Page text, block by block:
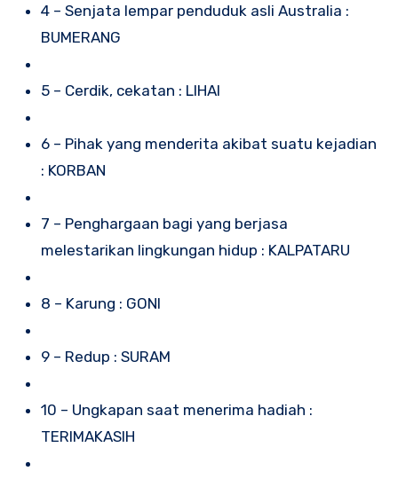
4 – Senjata lempar penduduk asli Australia :
BUMERANG
5 – Cerdik, cekatan : LIHAI
6 – Pihak yang menderita akibat suatu kejadian
: KORBAN
7 – Penghargaan bagi yang berjasa
melestarikan lingkungan hidup : KALPATARU
8 – Karung : GONI
9 – Redup : SURAM
10 – Ungkapan saat menerima hadiah :
TERIMAKASIH